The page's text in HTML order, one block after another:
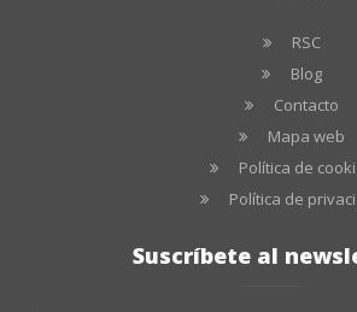
RSC
Blog
Contacto
Mapa web
Política de
Política de
Suscríbete al